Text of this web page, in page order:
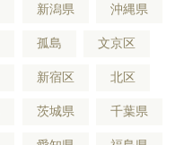
新潟県 沖縄県
孤島 文京区
新宿区 北区
茨城県 千葉県